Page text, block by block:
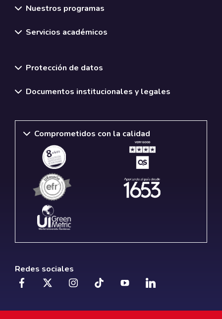
Nuestros programas
Servicios académicos
Protección de datos
Documentos institucionales y legales
Comprometidos con la calidad
Redes sociales